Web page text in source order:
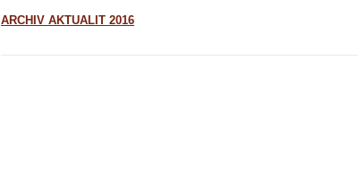
ARCHIV AKTUALIT 2016